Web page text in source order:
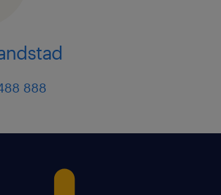
к работе в сменной системе
и позитивный настрой
888